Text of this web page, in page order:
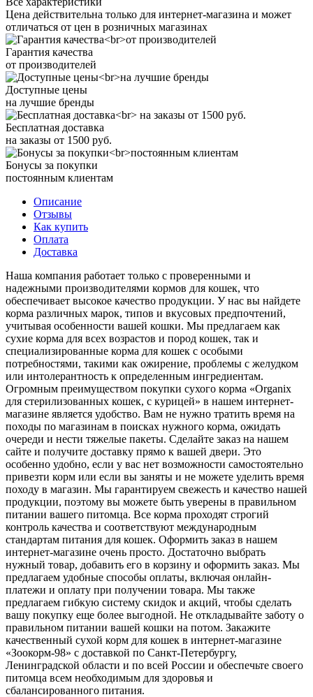
Цена действительна только для интернет-магазина и может
отличаться от цен в розничных магазинах
Гарантия качества
от производителей
Доступные цены
на лучшие бренды
Бесплатная доставка
на заказы от 1500 руб.
Бонусы за покупки
постоянным клиентам
Описание
Отзывы
Как купить
Оплата
Доставка
Наша компания работает только с проверенными и
надежными производителями кормов для кошек, что
обеспечивает высокое качество продукции. У нас вы найдете
корма различных марок, типов и вкусовых предпочтений,
учитывая особенности вашей кошки. Мы предлагаем как
сухие корма для всех возрастов и пород кошек, так и
специализированные корма для кошек с особыми
потребностями, такими как ожирение, проблемы с желудком
или интолерантность к определенным ингредиентам.
Огромным преимуществом покупки сухого корма «Organix
для стерилизованных кошек, с курицей» в нашем интернет-
магазине является удобство. Вам не нужно тратить время на
походы по магазинам в поисках нужного корма, ожидать
очереди и нести тяжелые пакеты. Сделайте заказ на нашем
сайте и получите доставку прямо к вашей двери. Это
особенно удобно, если у вас нет возможности самостоятельно
привезти корм или если вы заняты и не можете уделить время
походу в магазин. Мы гарантируем свежесть и качество нашей
продукции, поэтому вы можете быть уверены в правильном
питании вашего питомца. Все корма проходят строгий
контроль качества и соответствуют международным
стандартам питания для кошек. Оформить заказ в нашем
интернет-магазине очень просто. Достаточно выбрать
нужный товар, добавить его в корзину и оформить заказ. Мы
предлагаем удобные способы оплаты, включая онлайн-
платежи и оплату при получении товара. Мы также
предлагаем гибкую систему скидок и акций, чтобы сделать
вашу покупку еще более выгодной. Не откладывайте заботу о
правильном питании вашей кошки на потом. Закажите
качественный сухой корм для кошек в интернет-магазине
«Зоокорм-98» с доставкой по Санкт-Петербургу,
Ленинградской области и по всей России и обеспечьте своего
питомца всем необходимым для здоровья и
сбалансированного питания.